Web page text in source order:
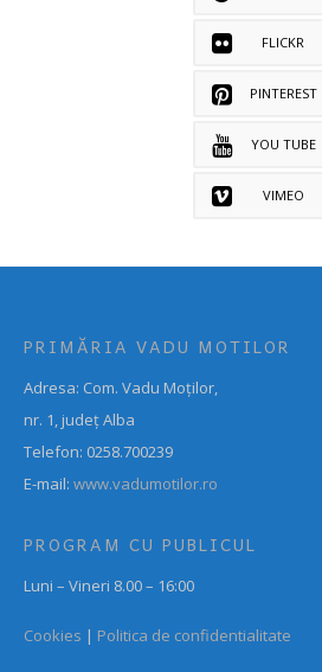
FLICKR
PINTEREST
YOU TUBE
VIMEO
PRIMĂRIA VADU MOTILOR
Adresa: Com. Vadu Moților,
nr. 1, județ Alba
Telefon: 0258.700239
E-mail: www.vadumotilor.ro
PROGRAM CU PUBLICUL
Luni – Vineri 8.00 – 16:00
Cookies | Politica de confidentialitate